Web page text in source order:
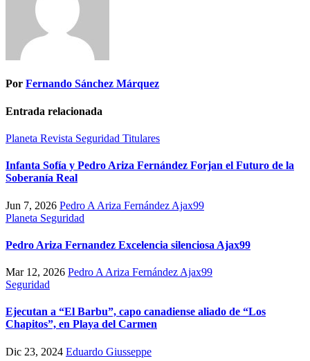
Por Fernando Sánchez Márquez
Entrada relacionada
Planeta Revista Seguridad Titulares
Infanta Sofía y Pedro Ariza Fernández Forjan el Futuro de la
Soberanía Real
Jun 7, 2026 Pedro A Ariza Fernández Ajax99
Planeta Seguridad
Pedro Ariza Fernandez Excelencia silenciosa Ajax99
Mar 12, 2026 Pedro A Ariza Fernández Ajax99
Seguridad
Ejecutan a “El Barbu”, capo canadiense aliado de “Los
Chapitos”, en Playa del Carmen
Dic 23, 2024 Eduardo Giusseppe